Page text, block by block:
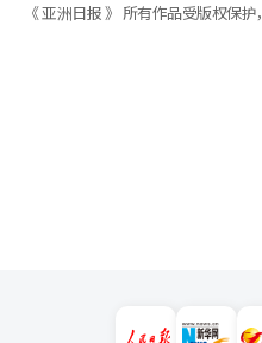
《 亚洲日报 》 所有作品受版权保